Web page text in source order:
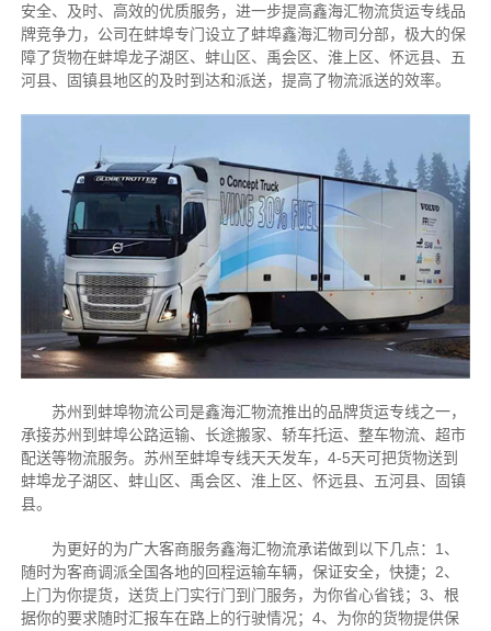
安全、及时、高效的优质服务，进一步提高鑫海汇物流货运专线品
牌竞争力，公司在蚌埠专门设立了蚌埠鑫海汇物司分部，极大的保
障了货物在蚌埠龙子湖区、蚌山区、禹会区、淮上区、怀远县、五
河县、固镇县地区的及时到达和派送，提高了物流派送的效率。
苏州到蚌埠物流公司是鑫海汇物流推出的品牌货运专线之一，
承接苏州到蚌埠公路运输、长途搬家、轿车托运、整车物流、超市
配送等物流服务。苏州至蚌埠专线天天发车，4-5天可把货物送到
蚌埠龙子湖区、蚌山区、禹会区、淮上区、怀远县、五河县、固镇
县。
为更好的为广大客商服务鑫海汇物流承诺做到以下几点：1、
随时为客商调派全国各地的回程运输车辆，保证安全，快捷；2、
上门为你提货，送货上门实行门到门服务，为你省心省钱；3、根
据你的要求随时汇报车在路上的行驶情况；4、为你的货物提供保